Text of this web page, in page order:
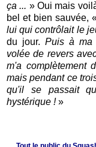
ça ... » Oui mais
bel et bien sauvée,
lui qui contrôlait le
du jour.Puis à ma
volée de revers
m'a complètement
mais pendant ce
qu'il se passait
hystérique !»